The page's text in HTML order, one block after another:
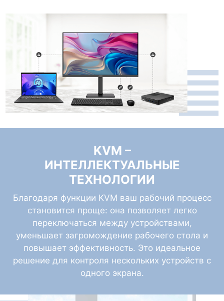
KVM –
ИНТЕЛЛЕКТУАЛЬНЫЕ
ТЕХНОЛОГИИ
Благодаря функции KVM ваш рабочий процесс
становится проще: она позволяет легко
переключаться между устройствами,
уменьшает загромождение рабочего стола и
повышает эффективность. Это идеальное
решение для контроля нескольких устройств с
одного экрана.